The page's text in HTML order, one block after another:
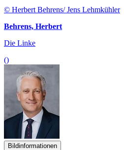
© Herbert Behrens/ Jens Lehmkühler
Behrens, Herbert
Die Linke
()
Bildinformationen